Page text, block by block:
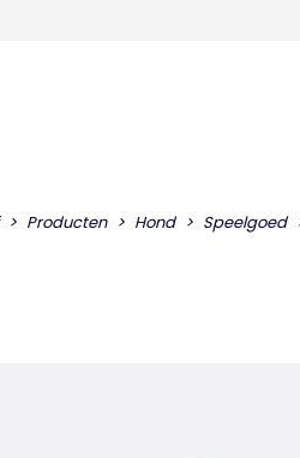
Producten Hond Speelgoed